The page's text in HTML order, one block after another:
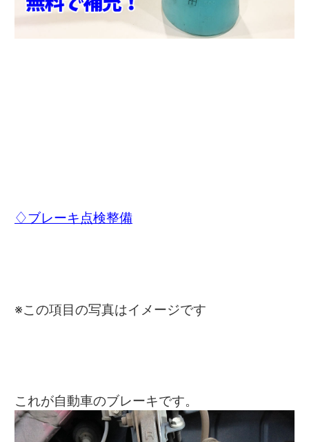
♢ブレーキ点検整備
※この項目の写真はイメージです
これが自動車のブレーキです。